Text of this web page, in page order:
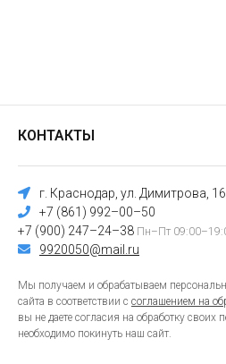
КОНТАКТЫ
г. Краснодар, ул. Димитрова,
+7 (861) 992–00–50
+7 (900) 247–24–38 Пн–Пт
9920050@mail.ru
Мы получаем и обрабатываем
сайта в соответствии с соглашением на
вы не даете согласия на обработку
необходимо покинуть наш сайт.